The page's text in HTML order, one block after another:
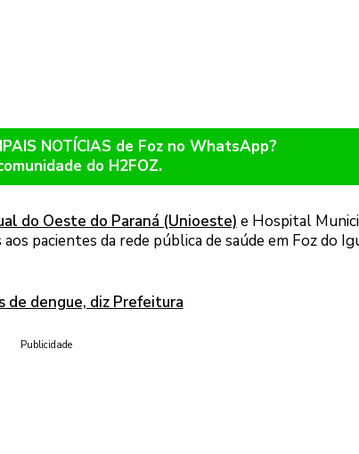
NOTÍCIAS de Foz no WhatsApp?
do H2FOZ.
do Oeste do Paraná (Unioeste) e Hospital
pacientes da rede pública de saúde em Foz do
de dengue, diz Prefeitura
Publicidade